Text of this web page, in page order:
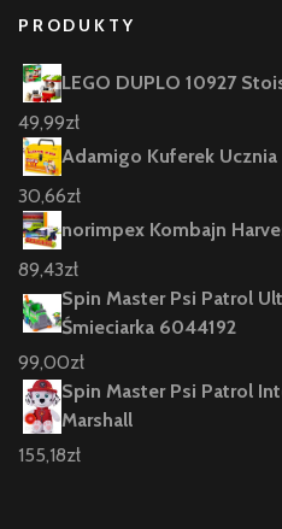
PRODUKTY
LEGO DUPLO 10927
49,99zł
Adamigo Kuferek Ucznia
30,66zł
norimpex Kombajn
89,43zł
Spin Master Psi Patrol
Śmieciarka 6044192
99,00zł
Spin Master Psi Patrol
Marshall
155,18zł